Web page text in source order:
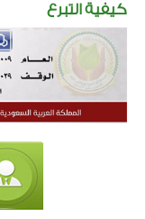
كيفية التبرع